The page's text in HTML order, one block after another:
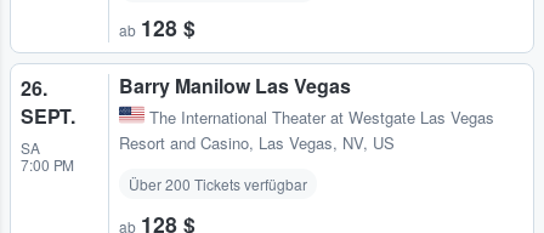
ab 128 $
26.
SEPT.
SA
7:00 PM
Barry Manilow Las Vegas
The International Theater at Westgate Las Vegas
Resort and Casino, Las Vegas, NV, US
Über 200 Tickets verfügbar
ab 128 $